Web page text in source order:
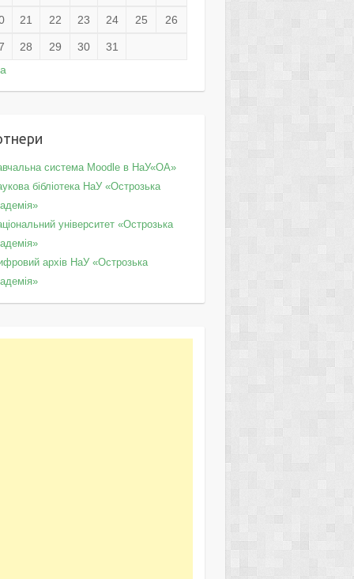
21 22 23 24 25 26
28 29 30
31
система Moodle в НаУ«ОА»
бібліотека НаУ «Острозька
університет «Острозька
архів НаУ «Острозька